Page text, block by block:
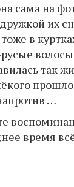
сама на
их
в
так
…
время